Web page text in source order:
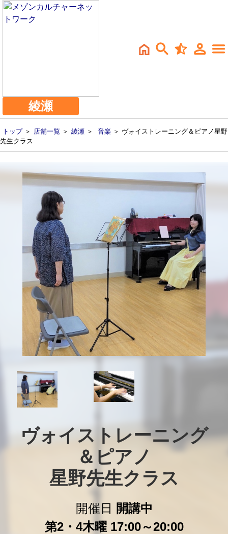
綾瀬
トップ＞ 店舗一覧 ＞ 綾瀬 ＞ 音楽 ＞ ヴォイストレーニング＆ピアノ星野
先生クラス
ヴォイストレーニング
＆ピアノ
星野先生クラス
開催日
開講中
第2・4木曜 17:00～20:00